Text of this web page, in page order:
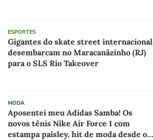
ESPORTES
Gigantes do skate street internacional
desembarcam no Maracanãzinho (RJ)
para o SLS Rio Takeover
MODA
Aposentei meu Adidas Samba! Os
novos tênis Nike Air Force 1 com
estampa paisley, hit de moda desde os